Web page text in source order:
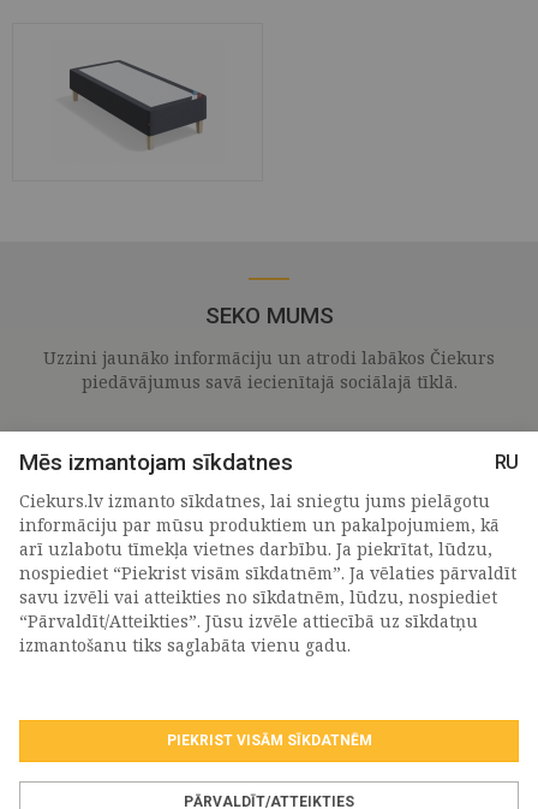
SEKO MUMS
Uzzini jaunāko informāciju un atrodi labākos Čiekurs
piedāvājumus savā iecienītajā sociālajā tīklā.
PIETEIKTIES MŪSU JAUNUMIEM
Piekrītu personasdatu apstrādes noteikumiem
Mēs izmantojam sīkdatnes
RU
Ciekurs.lv izmanto sīkdatnes, lai sniegtu jums pielāgotu
informāciju par mūsu produktiem un pakalpojumiem, kā
arī uzlabotu tīmekļa vietnes darbību. Ja piekrītat, lūdzu,
nospiediet “Piekrist visām sīkdatnēm”. Ja vēlaties pārvaldīt
savu izvēli vai atteikties no sīkdatnēm, lūdzu, nospiediet
“Pārvaldīt/Atteikties”. Jūsu izvēle attiecībā uz sīkdatņu
izmantošanu tiks saglabāta vienu gadu.
PIEKRIST VISĀM SĪKDATNĒM
PĀRVALDĪT/ATTEIKTIES